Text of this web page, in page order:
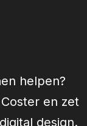
helpen?
en zet
design.